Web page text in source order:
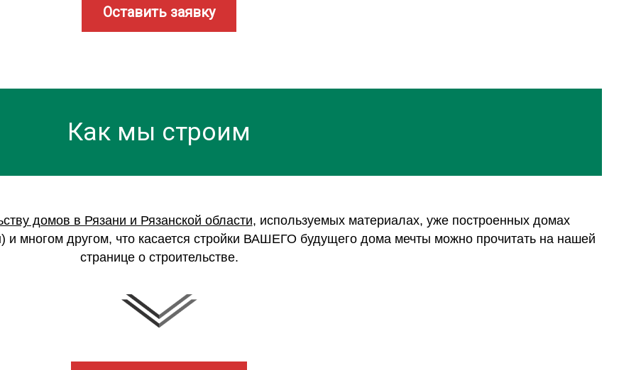
Оставить заявку
Как мы строим
домов в Рязани и Рязанской области, используемых материалах, уже построенных домах
многом другом, что касается стройки ВАШЕГО будущего дома мечты можно прочитать на нашей
странице о строительстве.